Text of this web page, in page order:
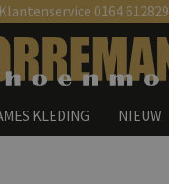
Klantenservice 0164 612829
KLEDING NIEUW